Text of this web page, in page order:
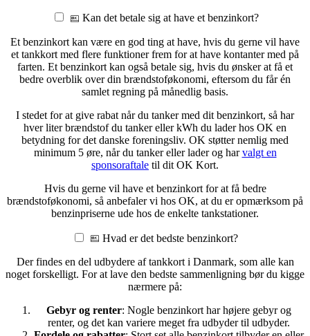
Kan det betale sig at have et benzinkort?
Et benzinkort kan være en god ting at have, hvis du gerne vil have
et tankkort med flere funktioner frem for at have kontanter med på
farten. Et benzinkort kan også betale sig, hvis du ønsker at få et
bedre overblik over din brændstoføkonomi, eftersom du får én
samlet regning på månedlig basis.
I stedet for at give rabat når du tanker med dit benzinkort, så har
hver liter brændstof du tanker eller kWh du lader hos OK en
betydning for det danske foreningsliv. OK støtter nemlig med
minimum 5 øre, når du tanker eller lader og harvalgt en
sponsoraftale til dit OK Kort.
Hvis du gerne vil have et benzinkort for at få bedre
brændstoføkonomi, så anbefaler vi hos OK, at du er opmærksom på
benzinpriserne ude hos de enkelte tankstationer.
Hvad er det bedste benzinkort?
Der findes en del udbydere af tankkort i Danmark, som alle kan
noget forskelligt. For at lave den bedste sammenligning bør du kigge
nærmere på:
Gebyr og renter: Nogle benzinkort har højere gebyr og
renter, og det kan variere meget fra udbyder til udbyder.